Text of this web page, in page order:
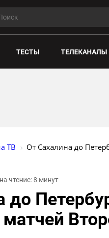
ТЕСТЫ ТЕЛЕКАНАЛЫ
ТВ От Сахалина до
чтение: 8 минут
до